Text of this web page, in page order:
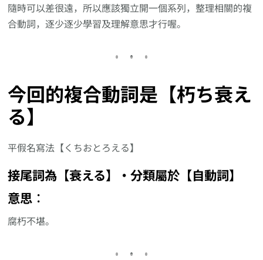
隨時可以差很遠，所以應該獨立開一個系列，整理相關的複
合動詞，逐少逐少學習及理解意思才行喔。
今回的複合動詞是【朽ち衰え
る】
平假名寫法【くちおとろえる】
接尾詞為【衰える】‧分類屬於【自動詞】
意思︰
腐朽不堪。